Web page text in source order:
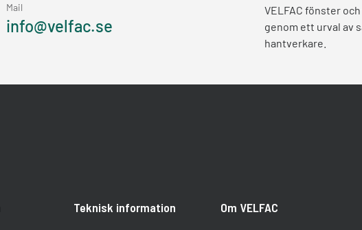
Mail
info@velfac.se
VELFAC fönster
genom ett urval av
hantverkare.
Teknisk information Om VELFAC